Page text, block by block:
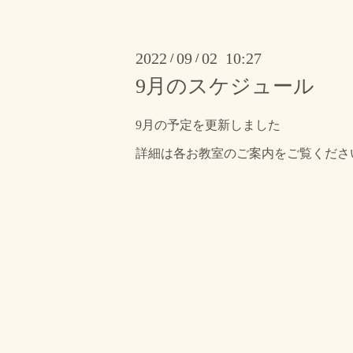
2022 /09 /02 10:27
9月のスケジュール
9月の予定を更新しました
詳細は各お教室のご案内をご覧くださ